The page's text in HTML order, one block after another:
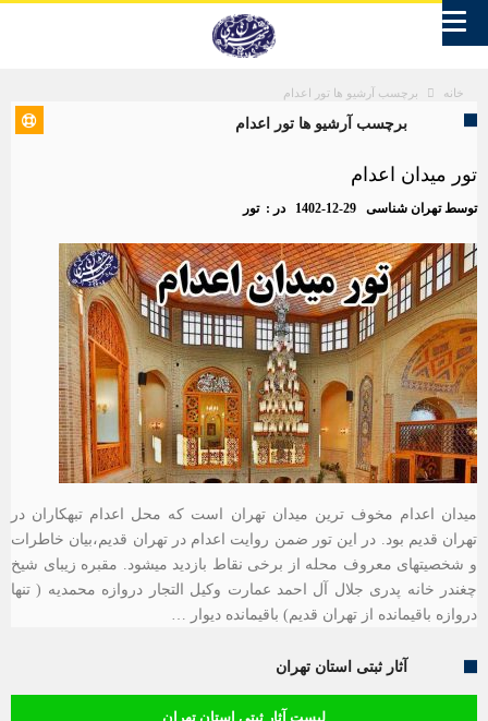
خانه برچسب آرشیو ها تور اعدام
برچسب آرشیو ها تور اعدام
تور میدان اعدام
توسطتهران شناسی 1402-12-29 در :تور
میدان اعدام مخوف ترین میدان تهران است که محل اعدام تبهکاران در
تهران قدیم بود. در این تور ضمن روایت اعدام در تهران قدیم،بیان خاطرات
و شخصیتهای معروف محله از برخی نقاط بازدید میشود. مقبره زیبای شیخ
چغندر خانه پدری جلال آل احمد عمارت وکیل التجار دروازه محمدیه ( تنها
دروازه باقیمانده از تهران قدیم) باقیمانده دیوار …
آثار ثبتی استان تهران
لیست آثار ثبتی استان تهران